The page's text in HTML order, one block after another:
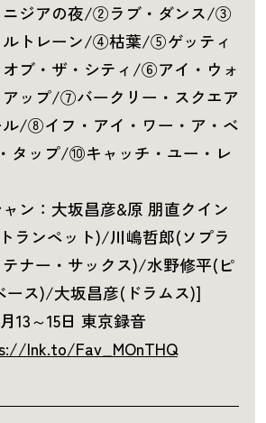
ジアの夜/②ラブ・ダンス/③
ルトレーン/④枯葉/⑤ゲッティ
オブ・ザ・シティ/⑥アイ・ウォ
アップ/⑦バークリー・スクエア
ル/⑧イフ・アイ・ワー・ア・ベ
タップ/⑩キャッチ・ユー・レ
ン：大坂昌彦&原 朋直クイン
ランペット)/川嶋哲郎(ソプラ
ナー・サックス)/水野修平(ピ
ース)/大坂昌彦(ドラムス)]
13～15日 東京録音
lnk.to/Fav_MOnTHQ